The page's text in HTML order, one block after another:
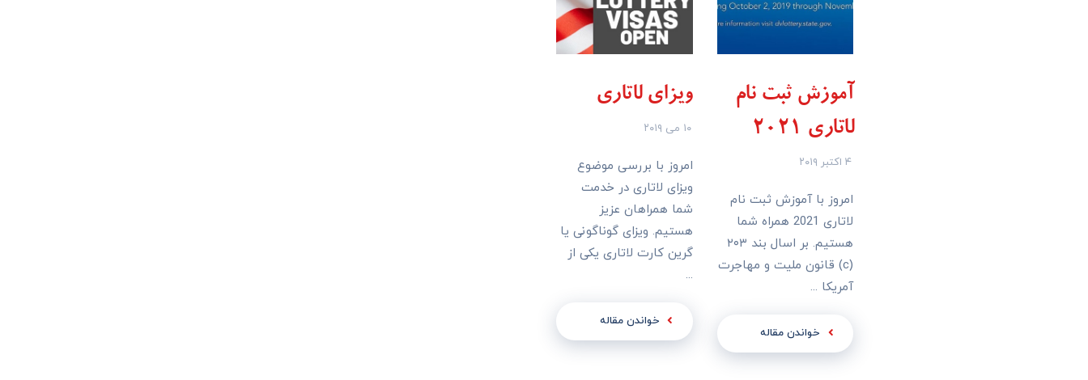
آموزش ثبت نام
لاتاری 2021
۴ اکتبر ۲۰۱۹
امروز با آموزش ثبت نام
لاتاری 2021 همراه شما
هستیم. بر اسال بند ۲۰۳
(c) قانون ملیت و مهاجرت
آمریکا ...
خواندن مقاله
ویزای لاتاری
۱۰ می ۲۰۱۹
امروز با بررسی موضوع
ویزای لاتاری در خدمت
شما همراهان عزیز
هستیم. ویزای گوناگونی یا
گرین کارت لاتاری یکی از
...
خواندن مقاله